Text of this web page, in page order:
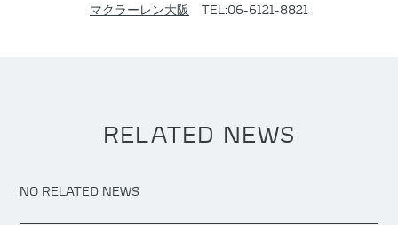
マクラーレン大阪 TEL:06-6121-8821
RELATED NEWS
NO RELATED NEWS